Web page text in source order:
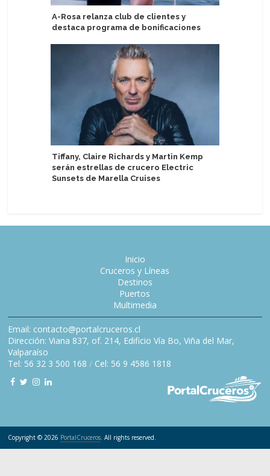
A-Rosa relanza club de clientes y
destaca programa de bonificaciones
Tiffany, Claire Richards y Martin Kemp
serán estrellas de crucero Electric
Sunsets de Marella Cruises
Inicio
Cruceros y Líneas
Destinos
Puertos
Multimedia
Email: contacto@portalcruceros.cl
Dirección: Viana 837, of. 214, Edificio Vía Bo, Viña del Mar,
Valparaíso
Tel: 56 32 3 500 168 / Cel: 56 9 4586 1818
Copyright © 2026 PortalCruceros . All rights reserved.